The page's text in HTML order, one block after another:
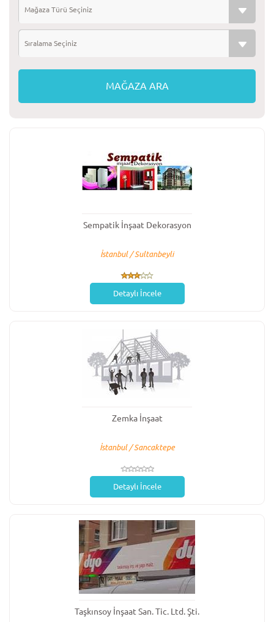
Mağaza Türü Seçiniz
Sıralama Seçiniz
Sempatik İnşaat Dekorasyon
İstanbul / Sultanbeyli
Detaylı İncele
Zemka İnşaat
İstanbul / Sancaktepe
Detaylı İncele
Taşkınsoy İnşaat San. Tic. Ltd. Şti.